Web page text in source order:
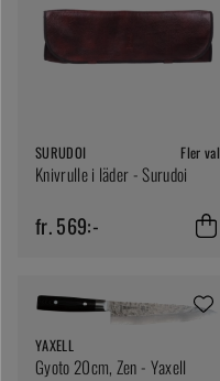
SURUDOI Fler val
Knivrulle i läder - Surudoi
fr. 569:-
YAXELL
Gyoto 20cm, Zen - Yaxell